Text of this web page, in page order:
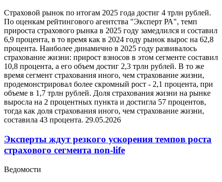
Страховой рынок по итогам 2025 года достиг 4 трлн рублей.
По оценкам рейтингового агентства "Эксперт РА", темп
прироста страхового рынка в 2025 году замедлился и составил
6,9 процента, в то время как в 2024 году рынок вырос на 62,8
процента. Наиболее динамично в 2025 году развивалось
страхование жизни: прирост взносов в этом сегменте составил
10,8 процента, а его объем достиг 2,3 трлн рублей. В то же
время сегмент страхования иного, чем страхование жизни,
продемонстрировал более скромный рост - 2,1 процента, при
объеме в 1,7 трлн рублей. Доля страхования жизни на рынке
выросла на 2 процентных пункта и достигла 57 процентов,
тогда как доля страхования иного, чем страхование жизни,
составила 43 процента. 29.05.2026
Эксперты ждут резкого ускорения темпов роста
страхового сегмента non-life
Ведомости